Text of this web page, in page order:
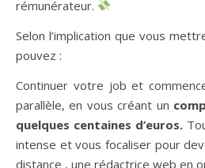
rémunérateur.
Selon l’implication que vous
pouvez :
Continuer votre job et
parallèle, en vous créant un
quelques centaines d’euros.
intense et vous focaliser pour
distance , une rédactrice web en